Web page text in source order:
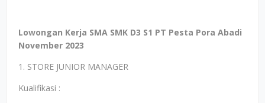
Lowongan Kerja SMA SMK D3 S1 PT Pesta Pora Abadi
November 2023
1. STORE JUNIOR MANAGER
Kualifikasi :